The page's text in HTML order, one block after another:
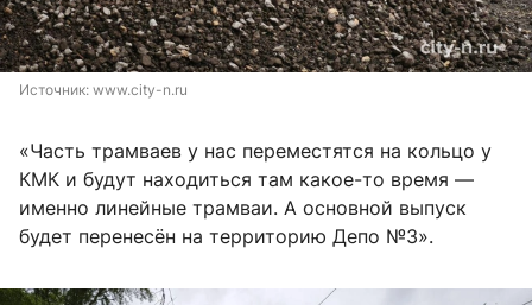
Источник: www.city-n.ru
«Часть трамваев у нас переместятся на кольцо у
КМК и будут находиться там какое-то время —
именно линейные трамваи. А основной выпуск
будет перенесён на территорию Депо №3».